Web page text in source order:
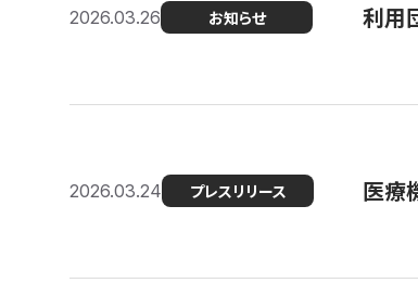
2026.03.26 お知らせ 利用
2026.03.24 プレスリリース 医療